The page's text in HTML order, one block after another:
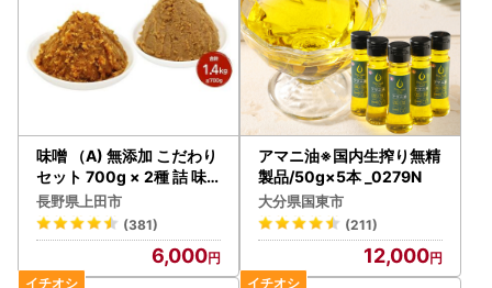
味噌 （A) 無添加 こだわり
セット 700g × 2種 詰 味
噌
長野県上田市
(381)
6,000
アマニ油※国内生搾り無精
製品/50g×5本 _0279N
大分県国東市
(211)
12,000